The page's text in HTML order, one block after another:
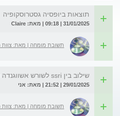
תוצאות ביופסיה גסטרוסקופיה
31/01/2025 | 09:18 | מאת: Claire
תשובת מומחה | מאת:
שילוב בין ssri לשורש אשווגנדה וג׳קו בילובה
29/01/2025 | 21:52 | מאת: אני
תשובת מומחה | מאת: